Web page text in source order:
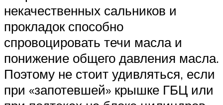
некачественных сальников и
прокладок способно
спровоцировать течи масла и
понижение общего давления масла.
Поэтому не стоит удивляться, если
при «запотевшей» крышке ГБЦ или